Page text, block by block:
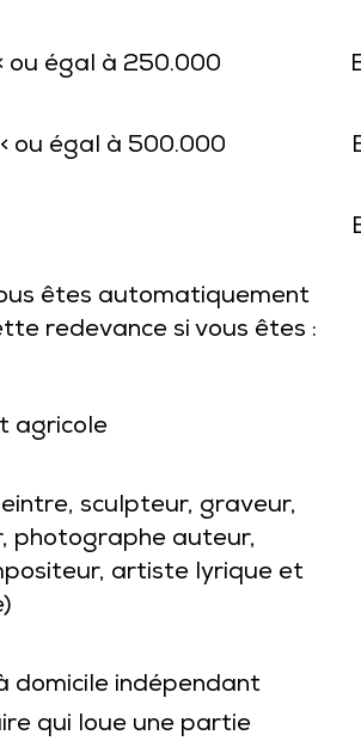
ou égal à 250.000
ou égal à 500.000
êtes automatiquement
redevance si vous êtes :
agricole
sculpteur, graveur,
photographe auteur,
artiste lyrique et
domicile indépendant
qui loue une partie